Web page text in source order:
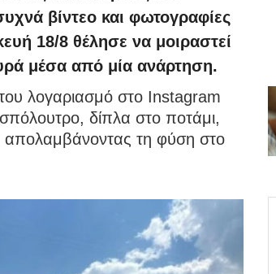
βίντεο και φωτογραφίες
18/8 θέλησε να μοιραστεί
μέσα από μία ανάρτηση.
λογαριασμό στο Instagram
δίπλα στο ποτάμι,
τη φύση στο